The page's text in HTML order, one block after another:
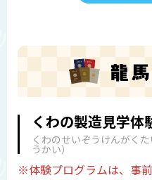
くわの製造見学体
くわのせいぞうけんがく
うかい）
※体験プログラムは、事